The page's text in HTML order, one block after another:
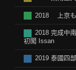
2018 上京
2018 完成中
初闖 Issan
2019 泰國四